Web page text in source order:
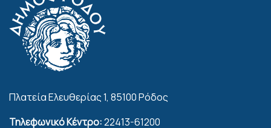
Πλατεία Ελευθερίας 1, 85100 Ρόδος
Τηλεφωνικό Κέντρο:22413-61200